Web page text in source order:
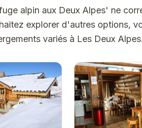
alpin aux Deux Alpes' ne
explorer d'autres options,
variés à Les Deux Alpes.